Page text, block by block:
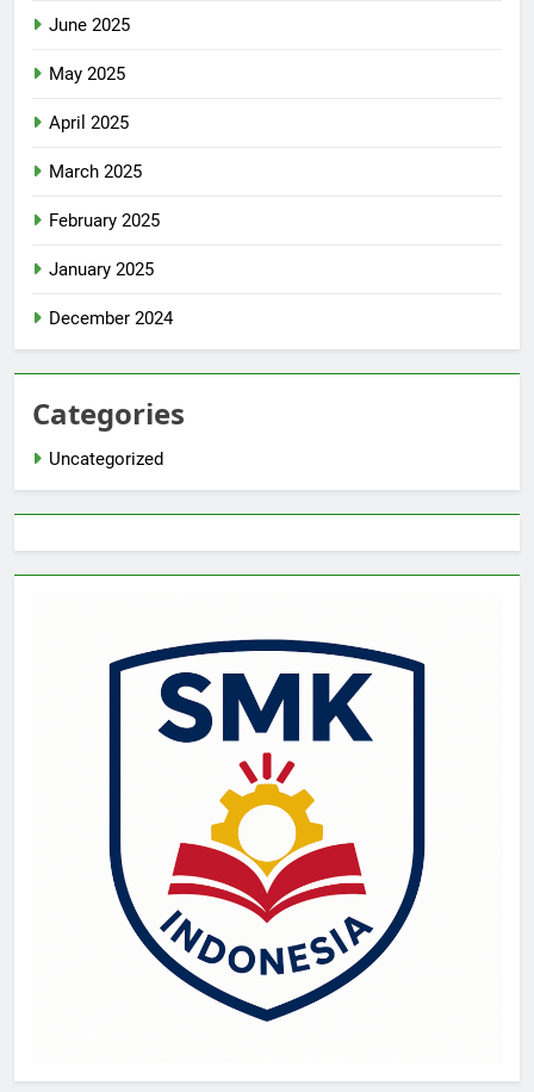
June 2025
May 2025
April 2025
March 2025
February 2025
January 2025
December 2024
Categories
Uncategorized